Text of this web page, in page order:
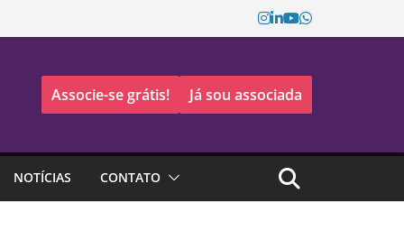
Associe-se grátis! Já sou associada
NOTÍCIAS CONTATO